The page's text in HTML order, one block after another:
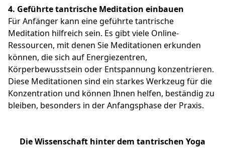
4. Geführte tantrische Meditation einbauen
Für Anfänger kann eine geführte tantrische
Meditation hilfreich sein. Es gibt viele Online-
Ressourcen, mit denen Sie Meditationen erkunden
können, die sich auf Energiezentren,
Körperbewusstsein oder Entspannung konzentrieren.
Diese Meditationen sind ein starkes Werkzeug für die
Konzentration und können Ihnen helfen, beständig zu
bleiben, besonders in der Anfangsphase der Praxis.
Die Wissenschaft hinter dem tantrischen Yoga